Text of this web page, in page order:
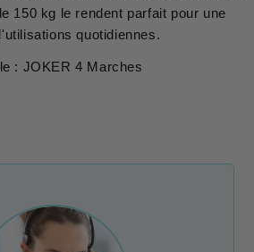
150 kg le rendent parfait pour une
quotidiennes.
: JOKER 4 Marches